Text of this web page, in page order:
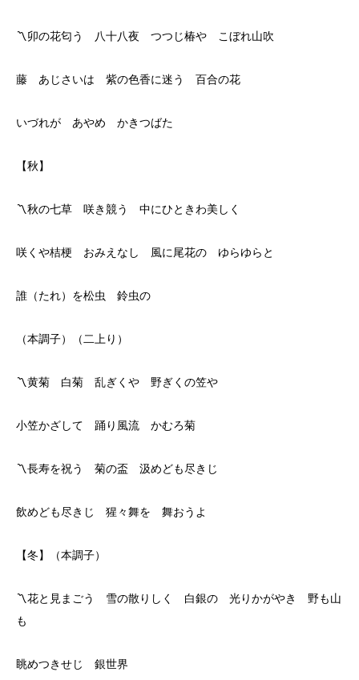
〽卯の花匂う 八十八夜 つつじ椿や こぼれ山吹
藤 あじさいは 紫の色香に迷う 百合の花
いづれが あやめ かきつばた
【秋】
〽秋の七草 咲き競う 中にひときわ美しく
咲くや桔梗 おみえなし 風に尾花の ゆらゆらと
誰（たれ）を松虫 鈴虫の
（本調子）（二上り）
〽黄菊 白菊 乱ぎくや 野ぎくの笠や
小笠かざして 踊り風流 かむろ菊
〽長寿を祝う 菊の盃 汲めども尽きじ
飲めども尽きじ 猩々舞を 舞おうよ
【冬】（本調子）
〽花と見まごう 雪の散りしく 白銀の 光りかがやき 野も山
も
眺めつきせじ 銀世界